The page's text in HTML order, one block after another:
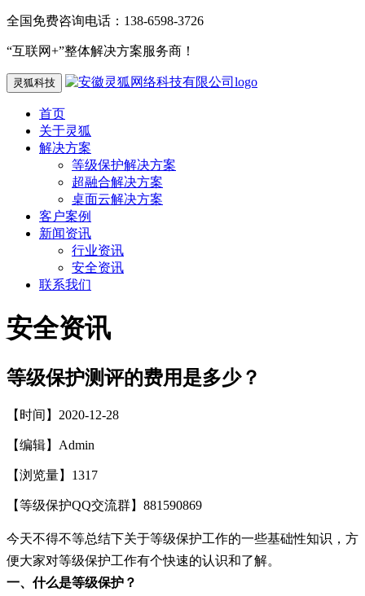
全国免费咨询电话：138-6598-3726
“互联网+”整体解决方案服务商！
灵狐科技
首页
关于灵狐
解决方案
等级保护解决方案
超融合解决方案
桌面云解决方案
客户案例
新闻资讯
行业资讯
安全资讯
联系我们
安全资讯
等级保护测评的费用是多少？
【时间】2020-12-28
【编辑】Admin
【浏览量】 1317
【等级保护QQ交流群】881590869
今天不得不等总结下关于等级保护工作的一些基础性知识，方
便大家对等级保护工作有个快速的认识和了解。
一、什么是等级保护？